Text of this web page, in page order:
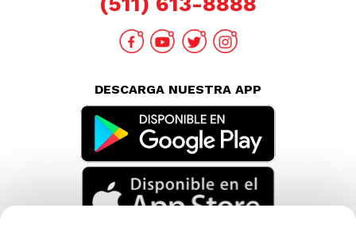
Revisa tu boleta
Políticas de Privacidad
Legales
Código de Ética
AYUDA CALLCENTER
(511) 613-8888